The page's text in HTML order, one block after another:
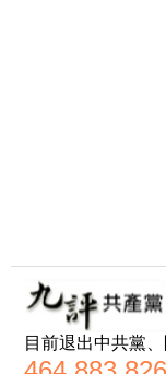
目前退出中共黨